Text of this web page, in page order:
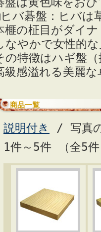
バ碁盤：ヒバは
榧の柾目がダイ
なやかで女性的
の特徴はハギ盤
級感溢れる美麗
商品一覧
説明付き
/ 写真
1件～5件 （全5